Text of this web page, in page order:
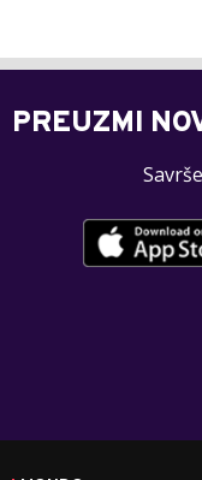
PREUZMI